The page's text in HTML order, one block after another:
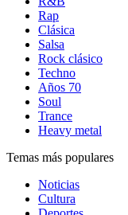
Rap
Clásica
Salsa
Rock clásico
Techno
Años 70
Soul
Trance
Heavy metal
Temas más populares
Noticias
Cultura